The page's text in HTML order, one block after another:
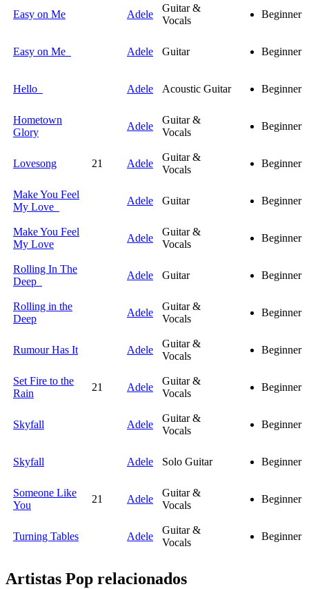
Easy on Me Adele
Guitar &
Vocals
Beginner
Easy on Me Adele Guitar Beginner
Hello Adele Acoustic Guitar Beginner
Hometown
Glory
Adele
Guitar &
Vocals
Beginner
Lovesong 21 Adele
Guitar &
Vocals
Beginner
Make You Feel
My Love
Adele Guitar Beginner
Make You Feel
My Love
Adele
Guitar &
Vocals
Beginner
Rolling In The
Deep
Adele Guitar Beginner
Rolling in the
Deep
Adele
Guitar &
Vocals
Beginner
Rumour Has It Adele
Guitar &
Vocals
Beginner
Set Fire to the
Rain
21 Adele
Guitar &
Vocals
Beginner
Skyfall Adele
Guitar &
Vocals
Beginner
Skyfall Adele Solo Guitar Beginner
Someone Like
You
21 Adele
Guitar &
Vocals
Beginner
Turning Tables Adele
Guitar &
Vocals
Beginner
Artistas Pop relacionados